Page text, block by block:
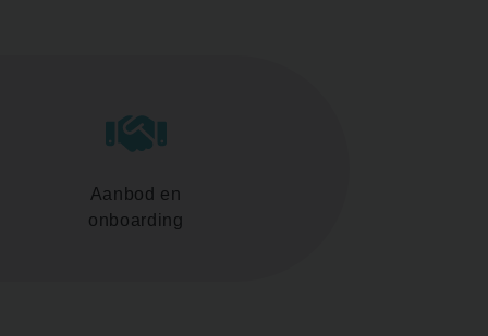
Aanbod en
onboarding